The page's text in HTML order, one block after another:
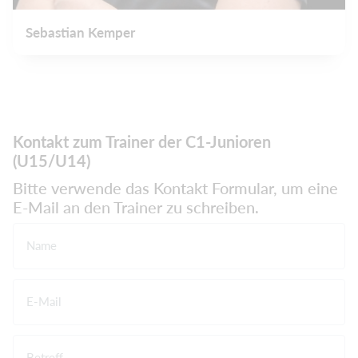
Sebastian Kemper
Kontakt zum Trainer der C1-Junioren
(U15/U14)
Bitte verwende das Kontakt Formular, um eine
E-Mail an den Trainer zu schreiben.
Name
E-Mail